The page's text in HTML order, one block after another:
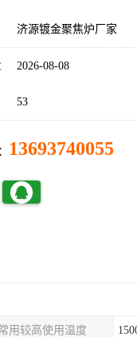
济源镀金聚焦炉厂家
2026-08-08
53
13693740055
用较高使用温度